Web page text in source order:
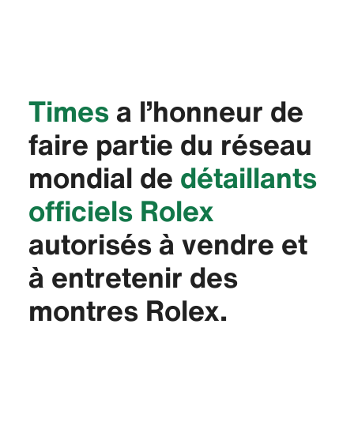
‭Times‬a l’honneur de
faire partie du réseau
mondial de détaillants
officiels Rolex
autorisés à vendre et
à entretenir des
montres Rolex.